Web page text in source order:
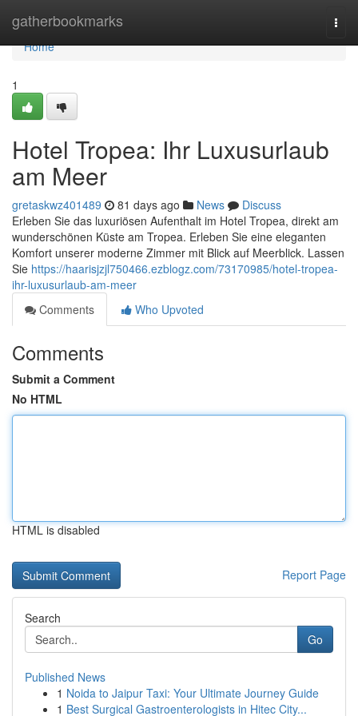
gatherbookmarks
Home
Home
1
Hotel Tropea: Ihr Luxusurlaub
am Meer
gretaskwz401489 81 days ago News
Discuss
Erleben Sie das luxuriösen Aufenthalt im Hotel Tropea, direkt am
wunderschönen Küste am Tropea. Erleben Sie eine eleganten
Komfort unserer moderne Zimmer mit Blick auf Meerblick. Lassen
Sie https://haarisjzjl750466.ezblogz.com/73170985/hotel-tropea-
ihr-luxusurlaub-am-meer
Comments
Who Upvoted
Comments
Submit a Comment
No HTML
HTML is disabled
Report Page
Search
Go
Published News
1 Noida to Jaipur Taxi: Your Ultimate Journey Guide
1 Best Surgical Gastroenterologists in Hitec City...